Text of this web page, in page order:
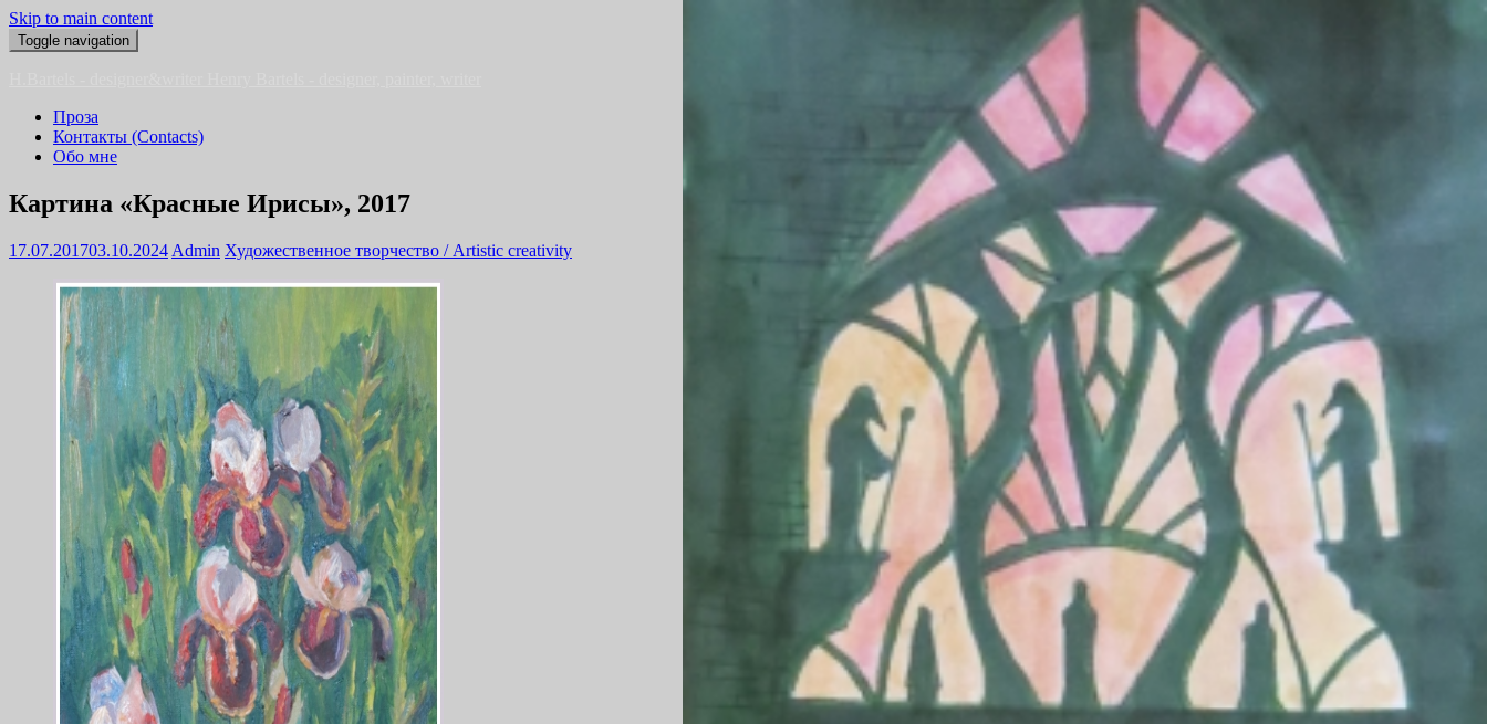
Skip to main content
Toggle navigation
Проза
Контакты (Contacts)
Обо мне
Картина «Красные Ирисы», 2017
17.07.201703.10.2024 Admin Художественное творчество / Artistic creativity